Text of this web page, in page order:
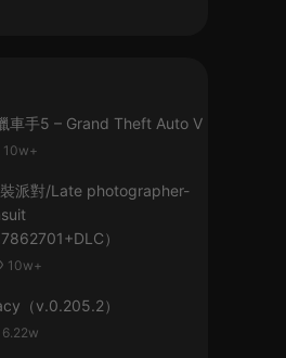
車手5 – Grand Theft Auto V
10w+
派對/Late photographer-
）
10w+
（v.0.205.2）
6.22w